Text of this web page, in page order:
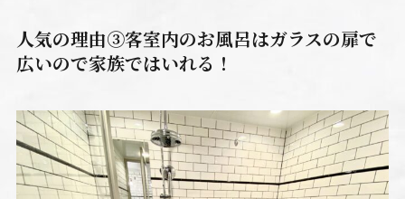
人気の理由③客室内のお風呂はガラスの扉で
広いので家族ではいれる！